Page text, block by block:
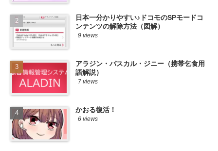
日本一分かりやすい♪ドコモのSPモードコ
ンテンツの解除方法（図解）
9 views
アラジン・パスカル・ジニー（携帯乞食用
語解説）
7 views
かおる復活！
6 views